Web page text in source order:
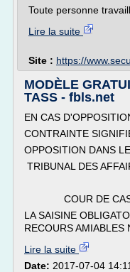
Toute personne
Lire la suite
Site : https://
MODÈLE
TASS - fbls.net
EN CAS
CONTRAINTE
OPPOSITION DANS
TRIBUNAL DES
COUR DE
LA SAISINE
RECOURS AMIABLES
Lire la suite
Date: 2017-07-04